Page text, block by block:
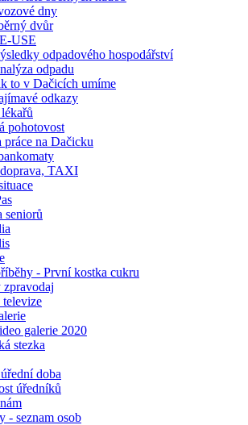
dny
dvůr
USE
odpadového hospodářství
odpadu
to v Dačicích umíme
odkazy
pohotovost
práce na Dačicku
TAXI
seniorů
- První kostka cukru
galerie 2020
stezka
doba
úředníků
- seznam osob